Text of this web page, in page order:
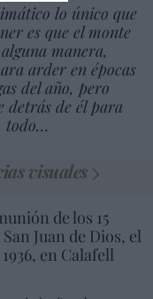
lo único que
es que el monte
manera,
arder en épocas
del año, pero
detrás de él para
todo…
visuales
de los 15
Juan de Dios, el
en Calafell